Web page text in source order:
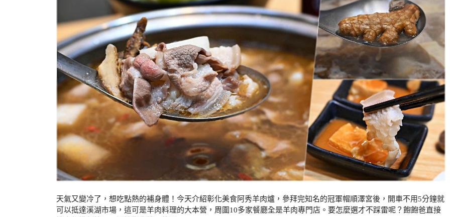
天氣又變冷了，想吃點熱的補身體！今天介紹彰化美食阿秀羊肉爐，參拜完知名的冠軍帽順澤宮後，開車不用5分鐘就
可以抵達溪湖市場，這可是羊肉料理的大本營，周圍10多家餐廳全是羊肉專門店。要怎麼選才不踩雷呢？飽飽爸直接